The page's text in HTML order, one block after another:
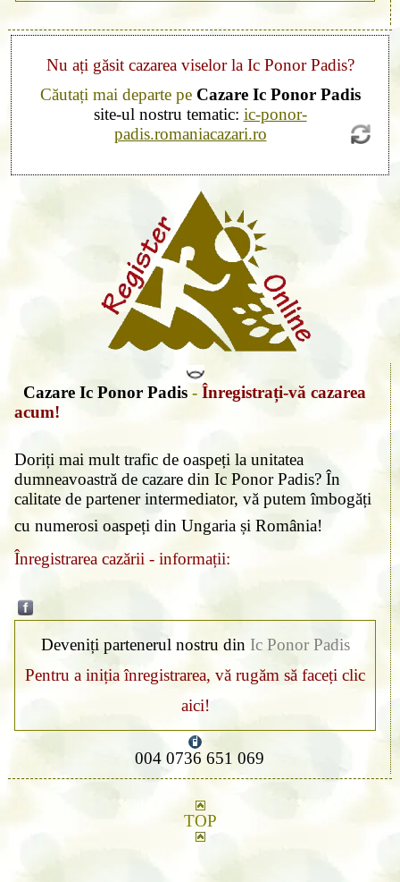
Nu ați găsit cazarea viselor la Ic Ponor Padis?
Căutați mai departe pe Cazare Ic Ponor Padis
site-ul nostru tematic: ic-ponor-
padis.romaniacazari.ro
Cazare Ic Ponor Padis - Înregistrați-vă cazarea
acum!
Doriți mai mult trafic de oaspeți la unitatea
dumneavoastră de cazare din Ic Ponor Padis? În
calitate de partener intermediator, vă putem îmbogăți
cu numerosi oaspeți din Ungaria și România!
Înregistrarea cazării - informații:
Deveniți partenerul nostru din Ic Ponor Padis
Pentru a iniția înregistrarea, vă rugăm să faceți clic
aici!
004 0736 651 069
TOP